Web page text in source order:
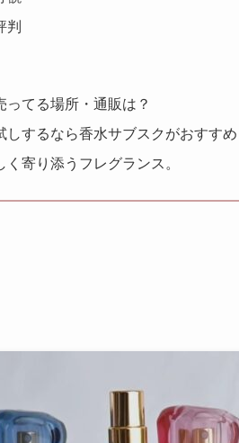
判
てる場所・通販は？
しするなら香水サブスクがおすすめ
寄り添うフレグランス。